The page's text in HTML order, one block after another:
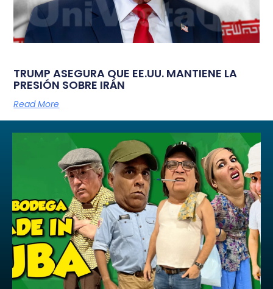
TRUMP ASEGURA QUE EE.UU. MANTIENE LA
PRESIÓN SOBRE IRÁN
Read More